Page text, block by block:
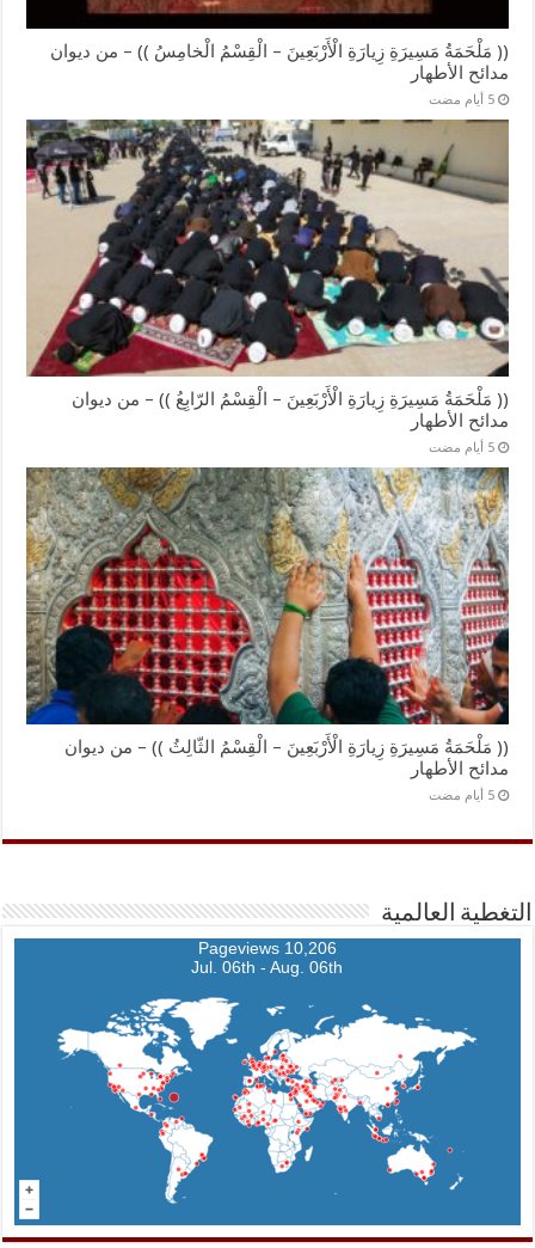
(( مَلْحَمَةُ مَسِيرَةِ زِيارَةِ الْأَرْبَعِينَ – الْقِسْمُ الْخامِسُ )) – من ديوان
مدائح الأطهار
‏5 أيام مضت
(( مَلْحَمَةُ مَسِيرَةِ زِيارَةِ الْأَرْبَعِينَ – الْقِسْمُ الرّابِعُ )) – من ديوان
مدائح الأطهار
‏5 أيام مضت
(( مَلْحَمَةُ مَسِيرَةِ زِيارَةِ الْأَرْبَعِينَ – الْقِسْمُ الثّالِثُ )) – من ديوان
مدائح الأطهار
‏5 أيام مضت
التغطية العالمية
10,206 Pageviews
Jul. 06th - Aug. 06th